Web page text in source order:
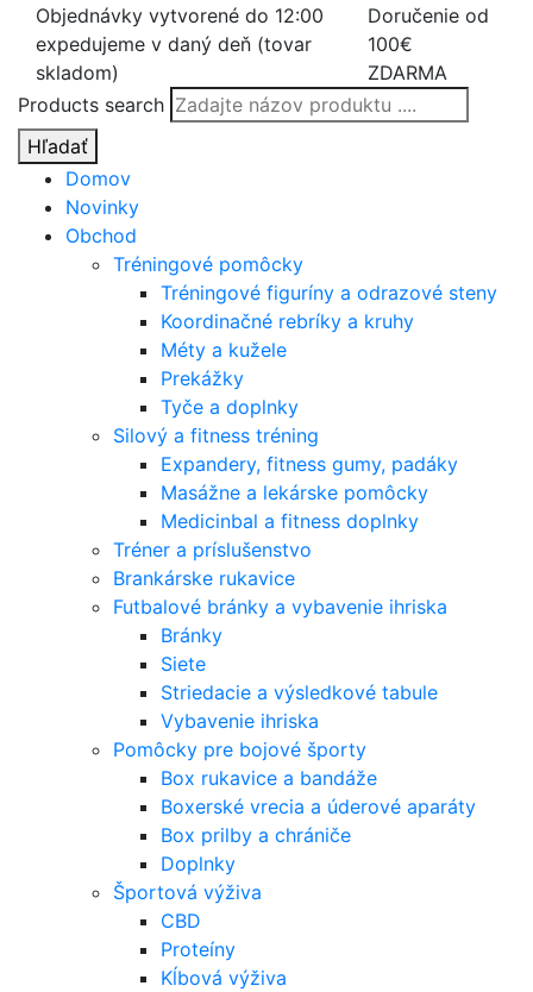
Objednávky vytvorené do 12:00
expedujeme v daný deň (tovar
skladom)
Doručenie od
100€
ZDARMA
Products search
Hľadať
Domov
Novinky
Obchod
Tréningové pomôcky
Tréningové figuríny a odrazové steny
Koordinačné rebríky a kruhy
Méty a kužele
Prekážky
Tyče a doplnky
Silový a fitness tréning
Expandery, fitness gumy, padáky
Masážne a lekárske pomôcky
Medicinbal a fitness doplnky
Tréner a príslušenstvo
Brankárske rukavice
Futbalové bránky a vybavenie ihriska
Bránky
Siete
Striedacie a výsledkové tabule
Vybavenie ihriska
Pomôcky pre bojové športy
Box rukavice a bandáže
Boxerské vrecia a úderové aparáty
Box prilby a chrániče
Doplnky
Športová výživa
CBD
Proteíny
Kĺbová výživa